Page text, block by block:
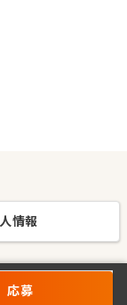
情報
応募